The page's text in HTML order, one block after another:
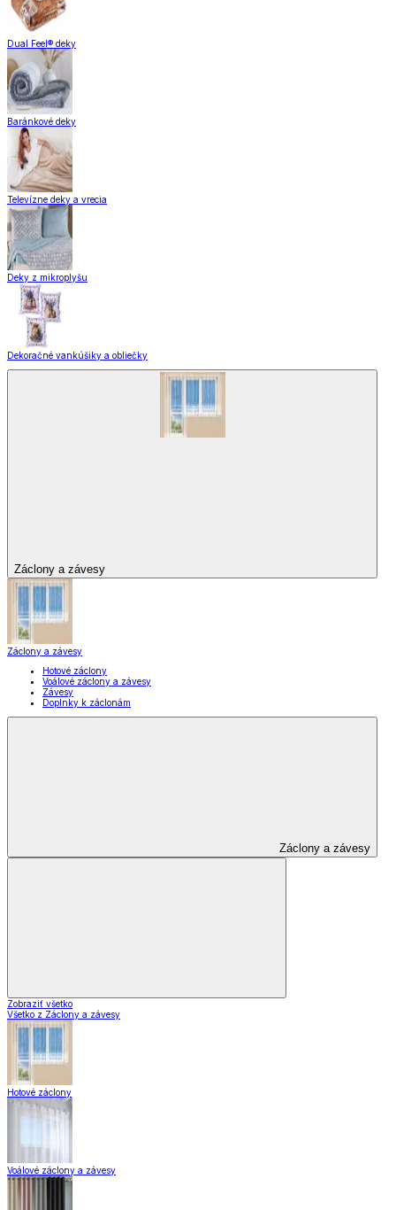
Dual Feel® deky
Baránkové deky
Televízne deky a vrecia
Deky z mikroplyšu
Dekoračné vankúšiky a obliečky
Záclony a závesy
Záclony a závesy
Hotové záclony
Voálové záclony a závesy
Závesy
Doplnky k záclonám
Záclony a závesy
Zobraziť všetko
Všetko z Záclony a závesy
Hotové záclony
Voálové záclony a závesy